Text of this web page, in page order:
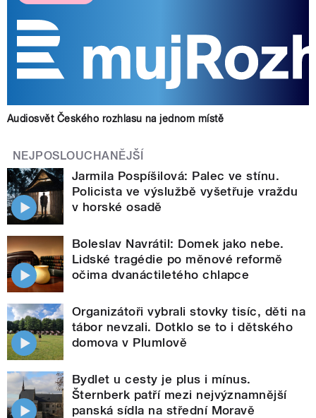
Audiosvět Českého rozhlasu na jednom místě
NEJPOSLOUCHANĚJŠÍ
Jarmila Pospíšilová: Palec ve stínu.
Policista ve výslužbě vyšetřuje vraždu
v horské osadě
Boleslav Navrátil: Domek jako nebe.
Lidské tragédie po měnové reformě
očima dvanáctiletého chlapce
Organizátoři vybrali stovky tisíc, děti na
tábor nevzali. Dotklo se to i dětského
domova v Plumlově
Bydlet u cesty je plus i mínus.
Šternberk patří mezi nejvýznamnější
panská sídla na střední Moravě